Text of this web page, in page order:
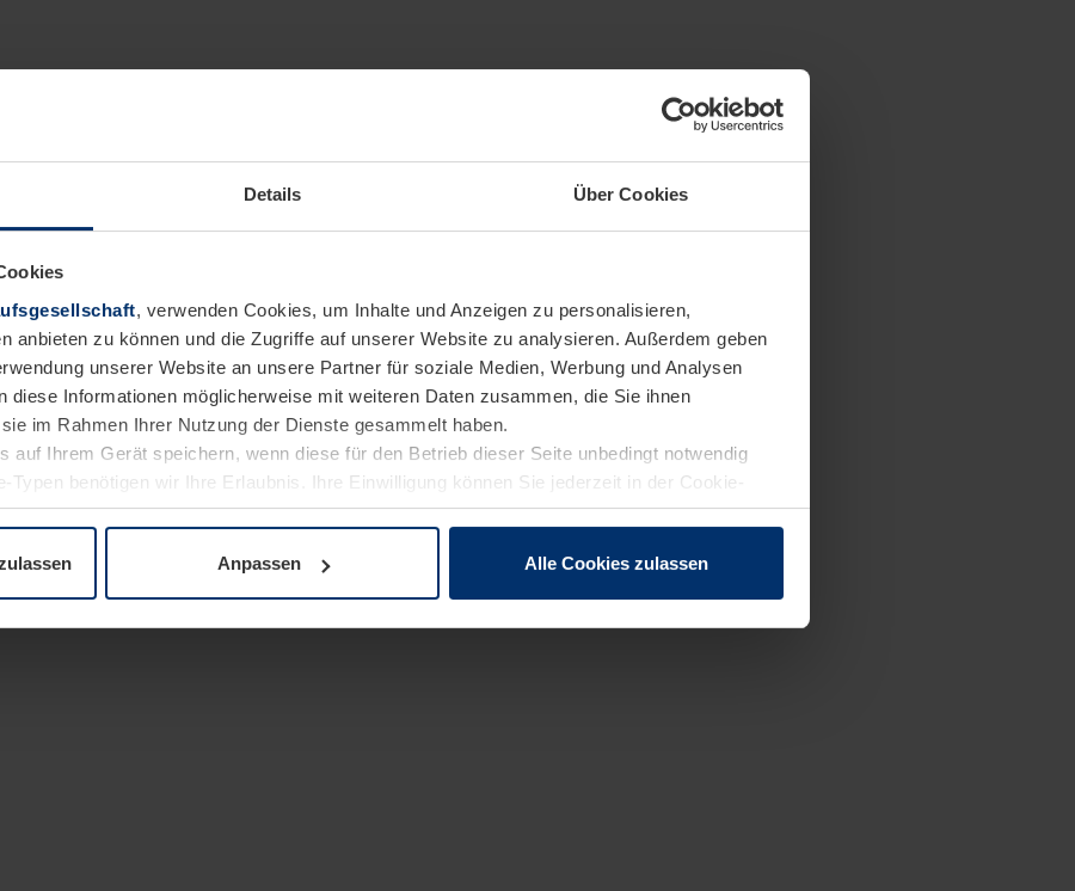
Details Über Cookies
, verwenden Cookies, um Inhalte und Anzeigen zu personalisieren,
anbieten zu können und die Zugriffe auf unserer Website zu analysieren. Außerdem geben
unserer Website an unsere Partner für soziale Medien, Werbung und Analysen
diese Informationen möglicherweise mit weiteren Daten zusammen, die Sie ihnen
im Rahmen Ihrer Nutzung der Dienste gesammelt haben.
auf Ihrem Gerät speichern, wenn diese für den Betrieb dieser Seite unbedingt notwendig
Typen benötigen wir Ihre Erlaubnis. Ihre Einwilligung können Sie jederzeit in der Cookie-
unserer Website ändern oder widerrufen.
Anpassen Alle Cookies zulassen